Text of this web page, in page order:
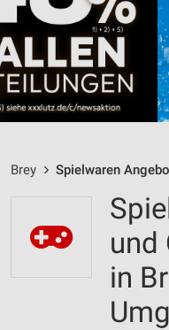
Brey Spielwaren
und
in